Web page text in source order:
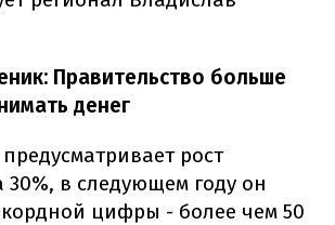
Правительство больше
денег
рост
в следующем году он
цифры - более чем 50